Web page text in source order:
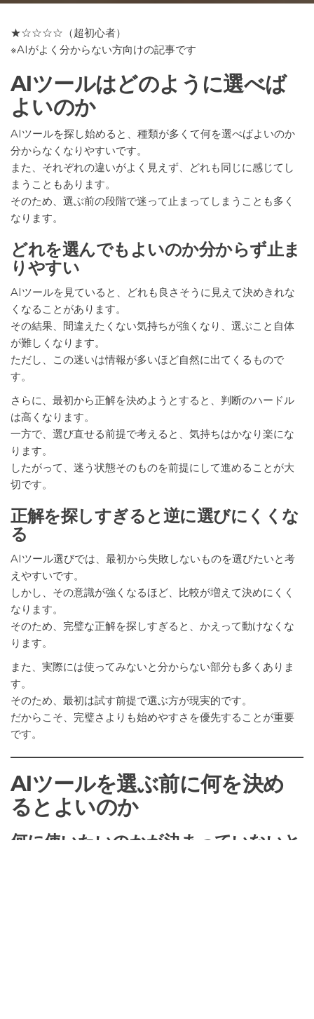
★☆☆☆☆（超初心者）
※AIがよく分からない方向けの記事です
AIツールはどのように選べば
よいのか
AIツールを探し始めると、種類が多くて何を選べばよいのか
分からなくなりやすいです。
また、それぞれの違いがよく見えず、どれも同じに感じてし
まうこともあります。
そのため、選ぶ前の段階で迷って止まってしまうことも多く
なります。
どれを選んでもよいのか分からず止ま
りやすい
AIツールを見ていると、どれも良さそうに見えて決めきれな
くなることがあります。
その結果、間違えたくない気持ちが強くなり、選ぶこと自体
が難しくなります。
ただし、この迷いは情報が多いほど自然に出てくるもので
す。
さらに、最初から正解を決めようとすると、判断のハードル
は高くなります。
一方で、選び直せる前提で考えると、気持ちはかなり楽にな
ります。
したがって、迷う状態そのものを前提にして進めることが大
切です。
正解を探しすぎると逆に選びにくくな
る
AIツール選びでは、最初から失敗しないものを選びたいと考
えやすいです。
しかし、その意識が強くなるほど、比較が増えて決めにくく
なります。
そのため、完璧な正解を探しすぎると、かえって動けなくな
ります。
また、実際には使ってみないと分からない部分も多くありま
す。
そのため、最初は試す前提で選ぶ方が現実的です。
だからこそ、完璧さよりも始めやすさを優先することが重要
です。
AIツールを選ぶ前に何を決め
るとよいのか
何に使いたいのかが決まっていないと